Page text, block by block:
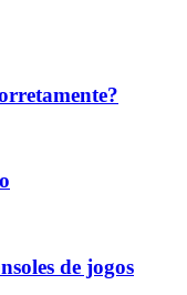
de jogos